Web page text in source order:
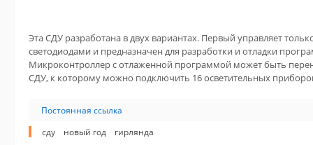
Эта СДУ разработана в двух вариантах. Первый управляет
светодиодами и предназначен для разработки и отладки
Микроконтроллер с отлаженной программой может быть
СДУ, к которому можно подключить 16 осветительных
Постоянная ссылка
сду
новый год гирлянда